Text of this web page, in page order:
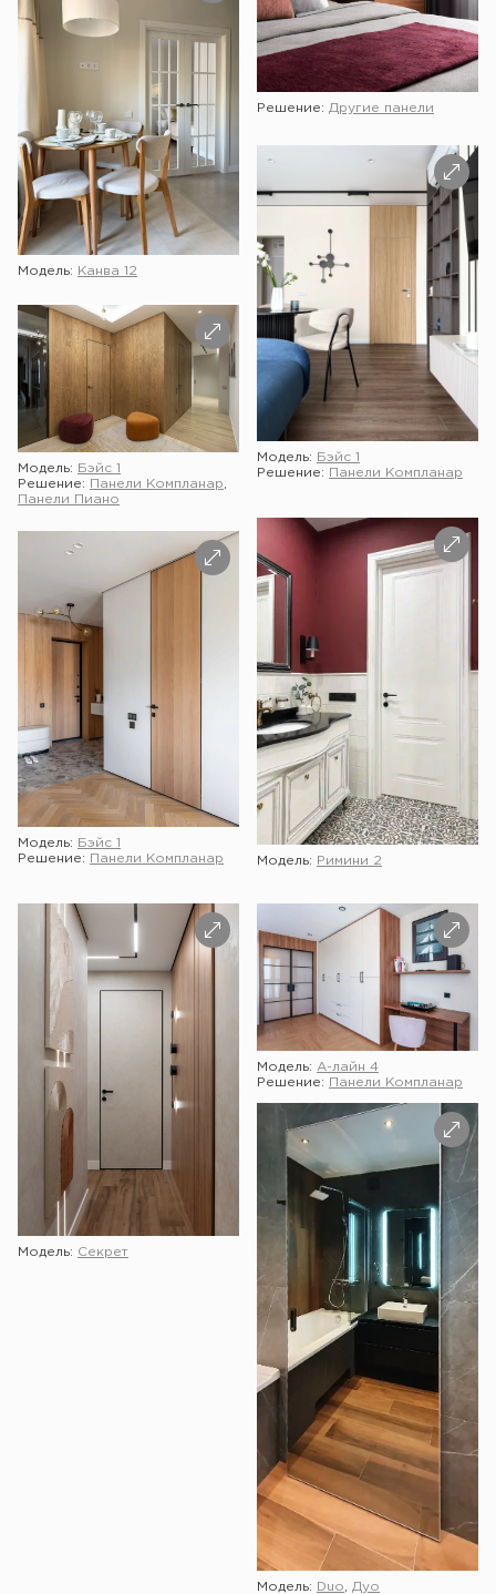
Решение: Другие панели
Модель: Канва 12
Модель:
Бэйс 1
Решение:
Панели Компланар
Модель:
Бэйс 1
Решение:
Панели Компланар
Панели Пиано
Модель: Римини 2
Модель:
Бэйс 1
Решение:
Панели Компланар
Модель: Секрет
Модель: А-лайн 4
Решение:
Панели Компланар
Модель: Duo
Дуо